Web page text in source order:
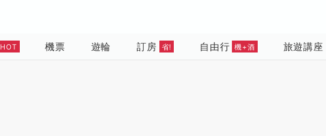
HOT 機票 遊輪 訂房 省! 自由行 機+酒 旅遊講座